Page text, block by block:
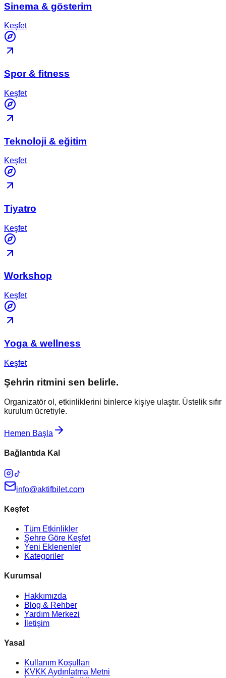
Sinema & gösterim
Keşfet
Spor & fitness
Keşfet
Teknoloji & eğitim
Keşfet
Tiyatro
Keşfet
Workshop
Keşfet
Yoga & wellness
Keşfet
Şehrin ritmini sen belirle.
Organizatör ol, etkinliklerini binlerce kişiye ulaştır. Üstelik sıfır
kurulum ücretiyle.
Hemen Başla
Bağlantıda Kal
info@aktifbilet.com
Keşfet
Tüm Etkinlikler
Şehre Göre Keşfet
Yeni Eklenenler
Kategoriler
Kurumsal
Hakkımızda
Blog & Rehber
Yardım Merkezi
İletişim
Yasal
Kullanım Koşulları
KVKK Aydınlatma Metni